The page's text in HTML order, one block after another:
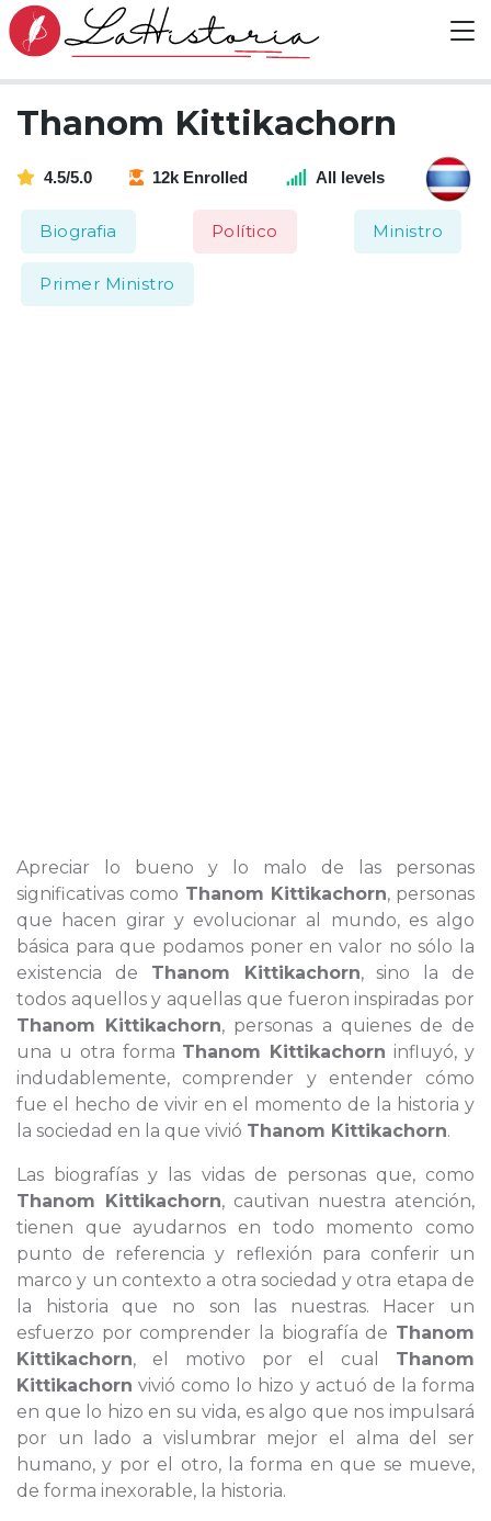
Thanom Kittikachorn
4.5/5.0 12k Enrolled All levels
Biografia Político Ministro
Primer Ministro
Apreciar lo bueno y lo malo de las personas
significativas como Thanom Kittikachorn, personas
que hacen girar y evolucionar al mundo, es algo
básica para que podamos poner en valor no sólo la
existencia de Thanom Kittikachorn, sino la de
todos aquellos y aquellas que fueron inspiradas por
Thanom Kittikachorn, personas a quienes de de
una u otra forma Thanom Kittikachorn influyó, y
indudablemente, comprender y entender cómo
fue el hecho de vivir en el momento de la historia y
la sociedad en la que vivió Thanom Kittikachorn.
Las biografías y las vidas de personas que, como
Thanom Kittikachorn, cautivan nuestra atención,
tienen que ayudarnos en todo momento como
punto de referencia y reflexión para conferir un
marco y un contexto a otra sociedad y otra etapa de
la historia que no son las nuestras. Hacer un
esfuerzo por comprender la biografía de Thanom
Kittikachorn, el motivo por el cual Thanom
Kittikachorn vivió como lo hizo y actuó de la forma
en que lo hizo en su vida, es algo que nos impulsará
por un lado a vislumbrar mejor el alma del ser
humano, y por el otro, la forma en que se mueve,
de forma inexorable, la historia.